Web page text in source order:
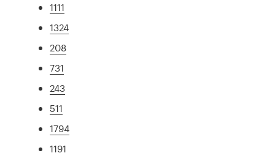
1111
1324
208
731
243
511
1794
1191